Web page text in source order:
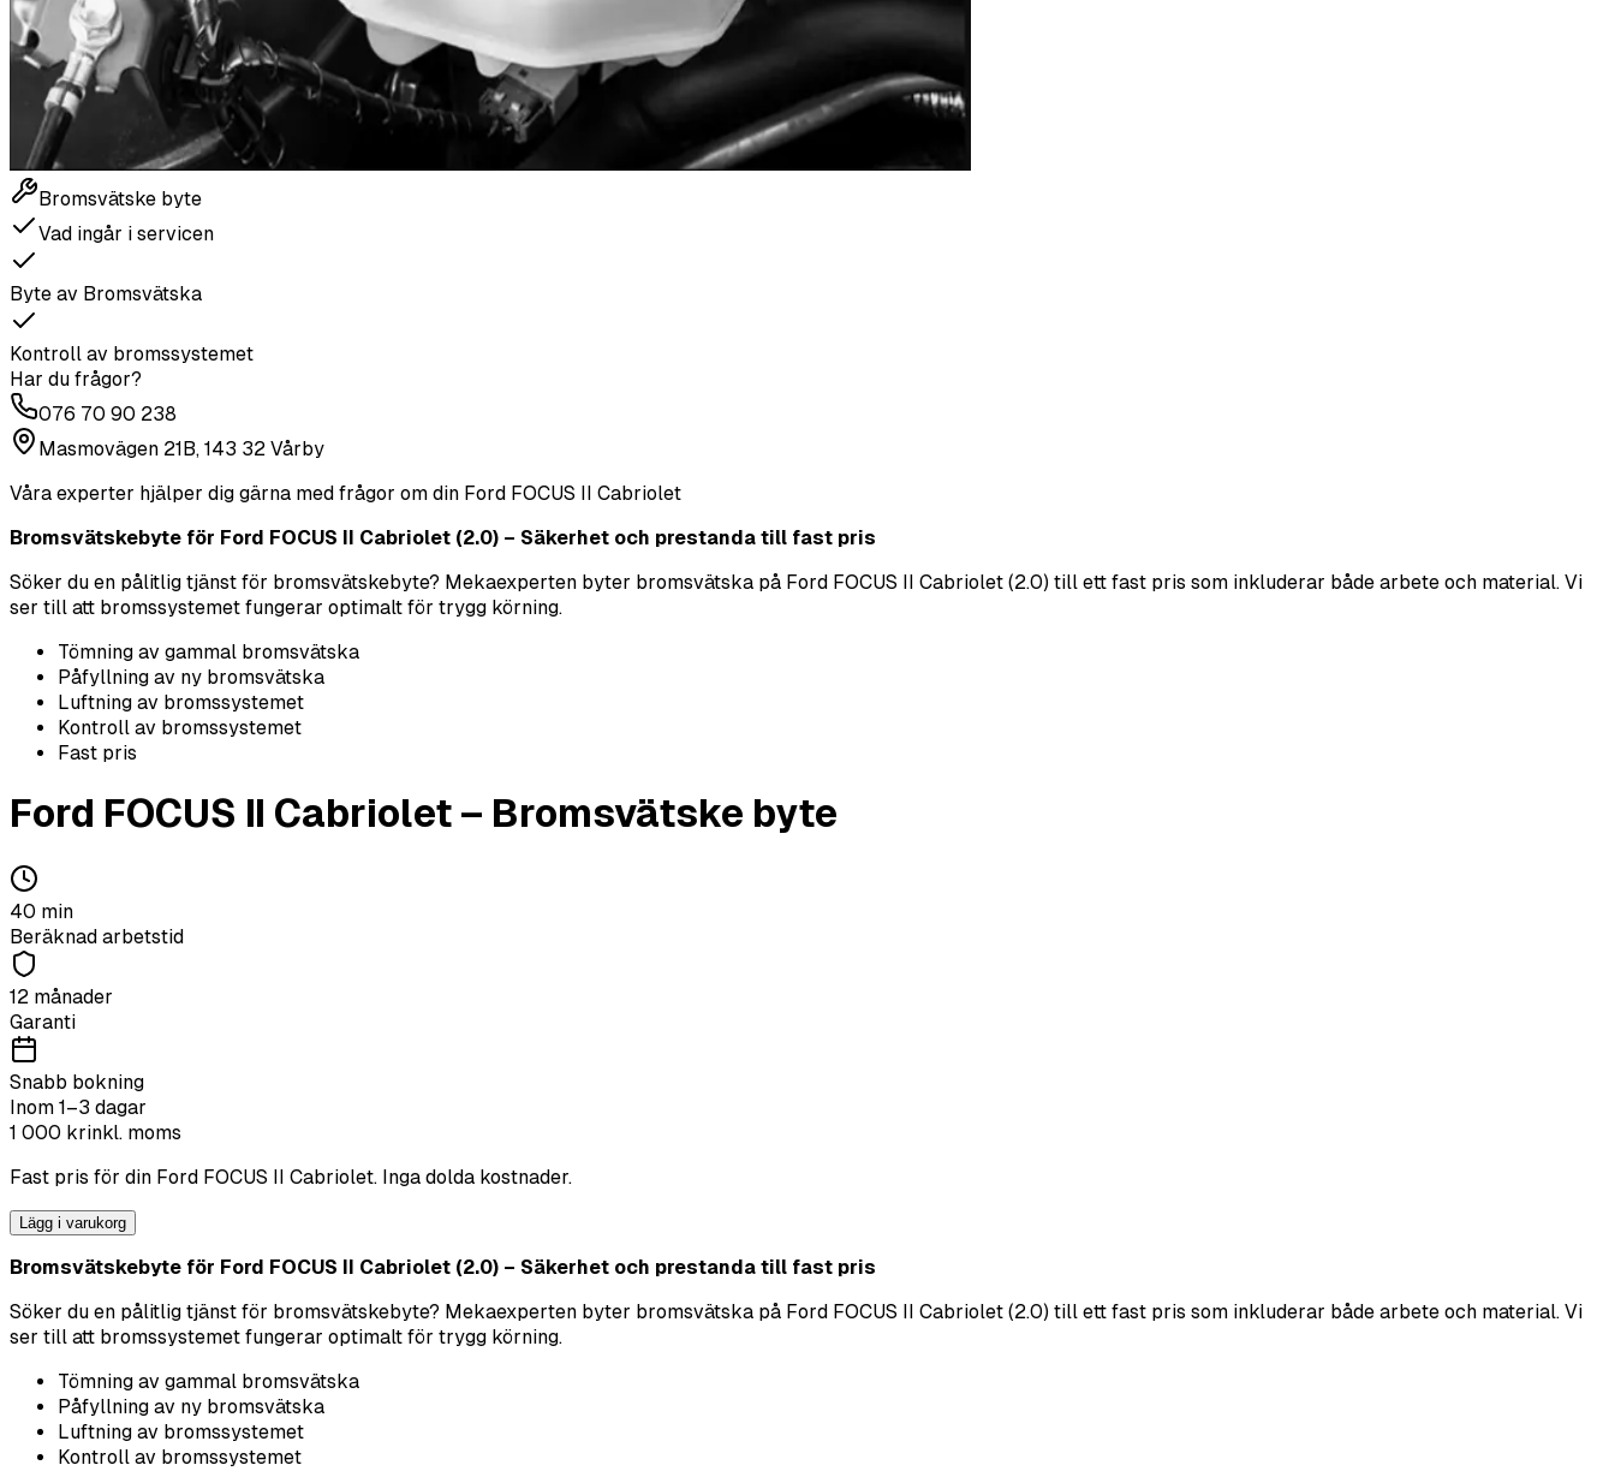
Bromsvätske byte
Vad ingår i servicen
Byte av Bromsvätska
Kontroll av bromssystemet
Har du frågor?
076 70 90 238
Masmovägen 21B, 143 32 Vårby
Våra experter hjälper dig gärna med frågor om din Ford FOCUS II Cabriolet
Bromsvätskebyte för Ford FOCUS II Cabriolet (2.0) – Säkerhet och prestanda till fast pris
Söker du en pålitlig tjänst för bromsvätskebyte? Mekaexperten byter bromsvätska på Ford FOCUS II Cabriolet (2.0) till ett fast pris som inkluderar både arbete och material. Vi
ser till att bromssystemet fungerar optimalt för trygg körning.
Tömning av gammal bromsvätska
Påfyllning av ny bromsvätska
Luftning av bromssystemet
Kontroll av bromssystemet
Fast pris
Ford FOCUS II Cabriolet – Bromsvätske byte
40 min
Beräknad arbetstid
12 månader
Garanti
Snabb bokning
Inom 1–3 dagar
1 000 krinkl. moms
Fast pris för din Ford FOCUS II Cabriolet. Inga dolda kostnader.
Lägg i varukorg
Bromsvätskebyte för Ford FOCUS II Cabriolet (2.0) – Säkerhet och prestanda till fast pris
Söker du en pålitlig tjänst för bromsvätskebyte? Mekaexperten byter bromsvätska på Ford FOCUS II Cabriolet (2.0) till ett fast pris som inkluderar både arbete och material. Vi
ser till att bromssystemet fungerar optimalt för trygg körning.
Tömning av gammal bromsvätska
Påfyllning av ny bromsvätska
Luftning av bromssystemet
Kontroll av bromssystemet